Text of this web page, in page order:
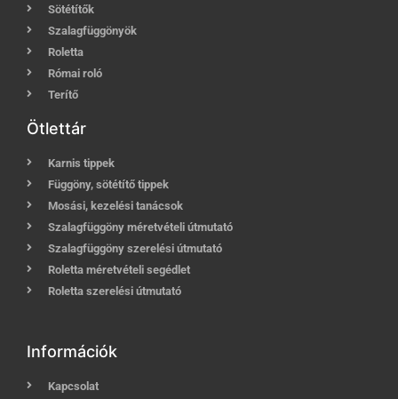
Sötétítők
Szalagfüggönyök
Roletta
Római roló
Terítő
Ötlettár
Karnis tippek
Függöny, sötétítő tippek
Mosási, kezelési tanácsok
Szalagfüggöny méretvételi útmutató
Szalagfüggöny szerelési útmutató
Roletta méretvételi segédlet
Roletta szerelési útmutató
Információk
Kapcsolat